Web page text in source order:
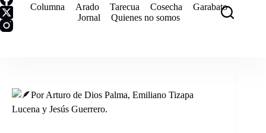
Columna Arado Tarecua Cosecha
Garabato
Jornal
Quienes no somos
Por Arturo de Dios Palma, Emiliano Tizapa
Lucena y Jesús Guerrero.